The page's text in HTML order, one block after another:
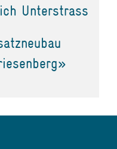
Unterstrass